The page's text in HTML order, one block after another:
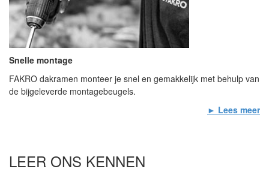
Snelle montage
FAKRO dakramen monteer je snel en gemakkelijk met behulp van
de bijgeleverde montagebeugels.
► Lees meer
LEER ONS KENNEN